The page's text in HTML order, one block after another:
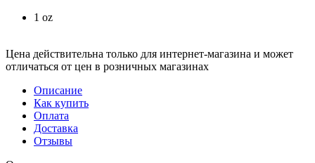
1 oz
Цена действительна только для интернет-магазина и может
отличаться от цен в розничных магазинах
Описание
Как купить
Оплата
Доставка
Отзывы